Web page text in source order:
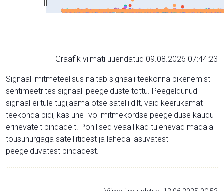
Graafik viimati uuendatud 09.08.2026 07:44:23
Signaali mitmeteelisus näitab signaali teekonna pikenemist
sentimeetrites signaali peegelduste tõttu. Peegeldunud
signaal ei tule tugijaama otse satelliidilt, vaid keerukamat
teekonda pidi, kas ühe- või mitmekordse peegelduse kaudu
erinevatelt pindadelt. Põhilised veaallikad tulenevad madala
tõusunurgaga satelliitidest ja lähedal asuvatest
peegelduvatest pindadest.